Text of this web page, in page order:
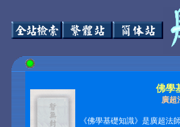
佛學
廣超
《佛學基礎知識》是廣超法